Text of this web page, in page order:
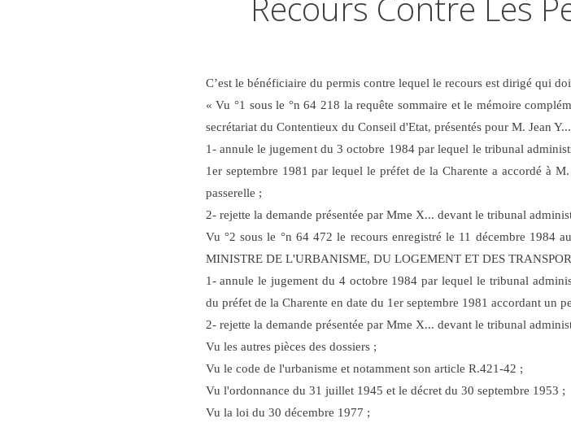
C’est le bénéficiaire du permis contre lequel le recours est dirigé qui
« Vu °1 sous le °n 64 218 la requête sommaire et le mémoire
secrétariat du Contentieux du Conseil d'Etat, présentés pour M. Jean
1- annule le jugement du 3 octobre 1984 par lequel le tribunal
1er septembre 1981 par lequel le préfet de la Charente a accordé à
passerelle ;
2- rejette la demande présentée par Mme X... devant le tribunal
Vu °2 sous le °n 64 472 le recours enregistré le 11 décembre 1984
MINISTRE DE L'URBANISME, DU LOGEMENT ET DES
1- annule le jugement du 4 octobre 1984 par lequel le tribunal
du préfet de la Charente en date du 1er septembre 1981 accordant un
2- rejette la demande présentée par Mme X... devant le tribunal
Vu les autres pièces des dossiers ;
Vu le code de l'urbanisme et notamment son article R.421-42 ;
Vu l'ordonnance du 31 juillet 1945 et le décret du 30 septembre 1953 ;
Vu la loi du 30 décembre 1977 ;